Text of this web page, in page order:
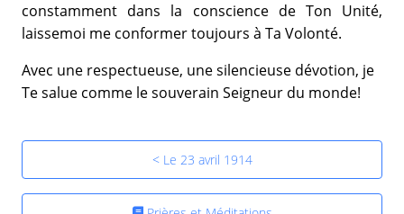
constamment dans la conscience de Ton Unité,
laissemoi me conformer toujours à Ta Volonté.
Avec une respectueuse, une silencieuse dévotion, je
Te salue comme le souverain Seigneur du monde!
< Le 23 avril 1914